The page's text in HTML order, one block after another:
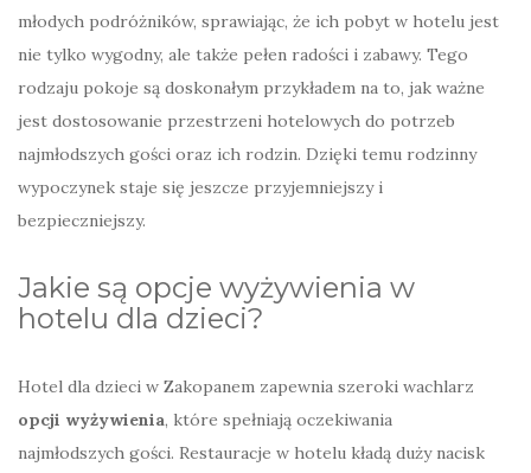
młodych podróżników, sprawiając, że ich pobyt w hotelu jest
nie tylko wygodny, ale także pełen radości i zabawy. Tego
rodzaju pokoje są doskonałym przykładem na to, jak ważne
jest dostosowanie przestrzeni hotelowych do potrzeb
najmłodszych gości oraz ich rodzin. Dzięki temu rodzinny
wypoczynek staje się jeszcze przyjemniejszy i
bezpieczniejszy.
Jakie są opcje wyżywienia w
hotelu dla dzieci?
Hotel dla dzieci w Zakopanem zapewnia szeroki wachlarz
opcji wyżywienia, które spełniają oczekiwania
najmłodszych gości. Restauracje w hotelu kładą duży nacisk